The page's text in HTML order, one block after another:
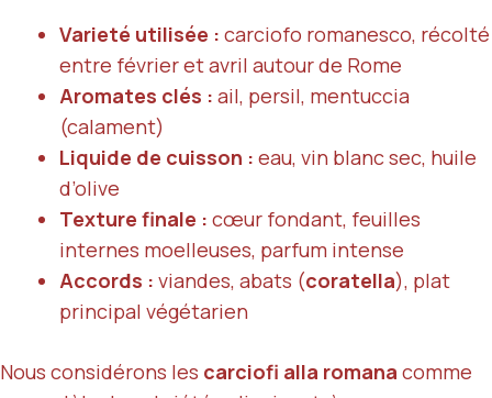
Varieté utilisée : carciofo romanesco, récolté
entre février et avril autour de Rome
Aromates clés : ail, persil, mentuccia
(calament)
Liquide de cuisson : eau, vin blanc sec, huile
d’olive
Texture finale : cœur fondant, feuilles
internes moelleuses, parfum intense
Accords : viandes, abats (coratella), plat
principal végétarien
Nous considérons les carciofi alla romana comme